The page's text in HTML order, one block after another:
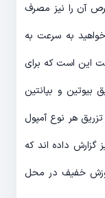
آن را نیز مصرف
به سرعت به
این است که برای
بیوتین و بپانتین
هر نوع آمپول
گزارش داده اند که
خفیف در محل